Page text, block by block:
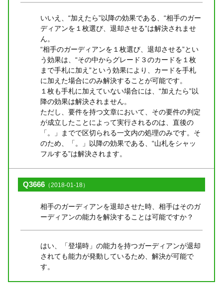
いいえ、“加えたら”以降の効果である、“相手のガー
ディアンを１枚選び、退却させる”は解決されませ
ん。
“相手のガーディアンを１枚選び、退却させる”とい
う効果は、“その中からグレード３のカードを１枚
まで手札に加え”という効果により、カードを手札
に加えた場合にのみ解決することが可能です。
１枚も手札に加えていない場合には、“加えたら”以
降の効果は解決されません。
ただし、要件を持つ文章において、その要件の判定
が成立したことによって実行されるのは、直後の
「。」までで区切られる一文内の処理のみです。そ
のため、「。」以降の効果である、“山札をシャッ
フルする”は解決されます。
Q3666 （2018-01-18）
相手のガーディアンを退却させた時、相手はそのガ
ーディアンの能力を解決することは可能ですか？
はい、「登場時」の能力を持つガーディアンが退却
されても能力が発動しているため、解決が可能で
す。